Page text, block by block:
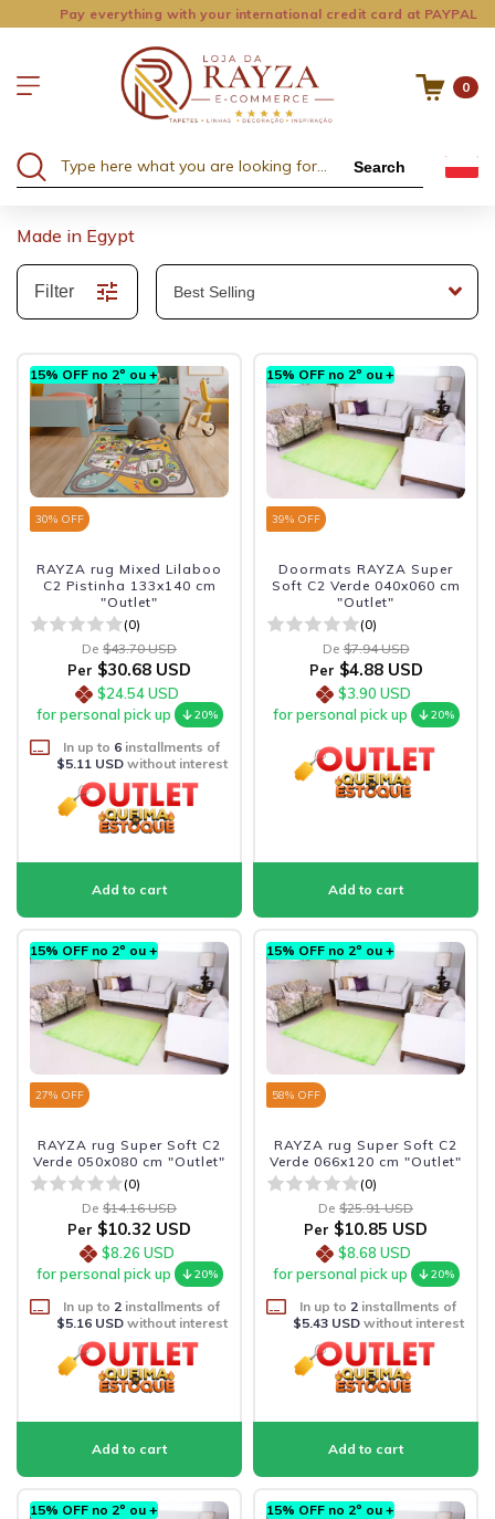
Pay everything with your international credit card at PAYPAL
0
Search
Made in Egypt
Filter
15% OFF no 2º ou +
30% OFF
RAYZA rug Mixed Lilaboo
C2 Pistinha 133x140 cm
"Outlet"
(0)
De $43.70 USD
Per $30.68 USD
$24.54 USD
for personal pick up
20%
In up to 6 installments of
$5.11 USDwithout interest
15% OFF no 2º ou +
39% OFF
Doormats RAYZA Super
Soft C2 Verde 040x060 cm
"Outlet"
(0)
De $7.94 USD
Per $4.88 USD
$3.90 USD
for personal pick up
20%
15% OFF no 2º ou +
27% OFF
RAYZA rug Super Soft C2
Verde 050x080 cm "Outlet"
(0)
De $14.16 USD
Per $10.32 USD
$8.26 USD
for personal pick up
20%
In up to 2 installments of
$5.16 USDwithout interest
15% OFF no 2º ou +
58% OFF
RAYZA rug Super Soft C2
Verde 066x120 cm "Outlet"
(0)
De $25.91 USD
Per $10.85 USD
$8.68 USD
for personal pick up
20%
In up to 2 installments of
$5.43 USDwithout interest
15% OFF no 2º ou + 15% OFF no 2º ou +